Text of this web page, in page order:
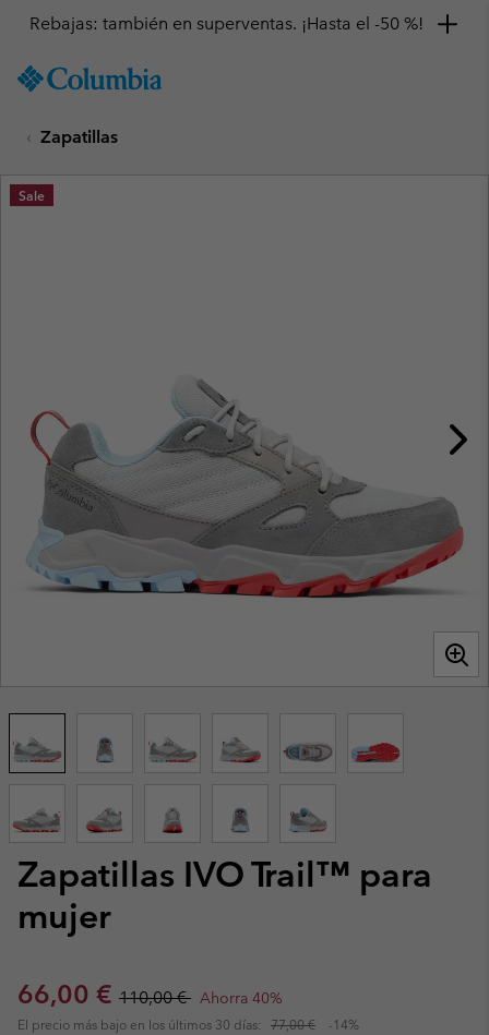
TO
SKIP
MAIN
NAV
Rebajas: también en superventas. ¡Hasta el -50 %!
Zapatillas
Zapatillas IVO Trail™ para
mujer
Sale price:
66,00 € Regular price:
110,00 € Ahorra 40%
El precio más bajo en los últimos 30 días: 77,00 € -14%
Sale